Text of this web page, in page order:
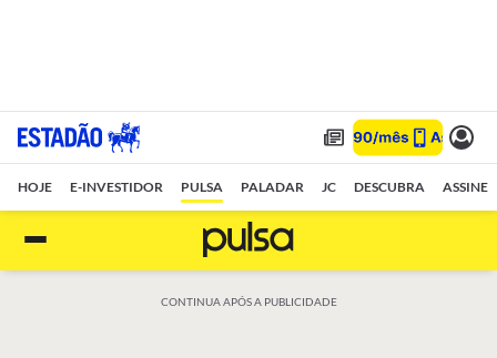
HOJE E-INVESTIDOR PULSA PALADAR JC DESCUBRA ASSINE
CONTINUA APÓS A PUBLICIDADE